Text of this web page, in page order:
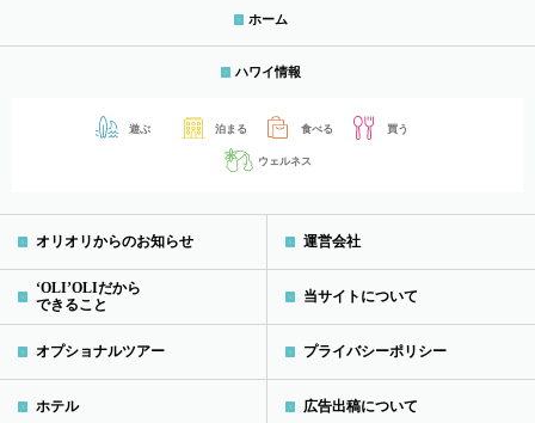
ホーム
ハワイ情報
遊ぶ 泊まる 食べる 買う
ウェルネス
オリオリからのお知らせ
‘OLI’OLIだから
できること
オプショナルツアー
ホテル
運営会社
当サイトについて
プライバシーポリシー
広告出稿について